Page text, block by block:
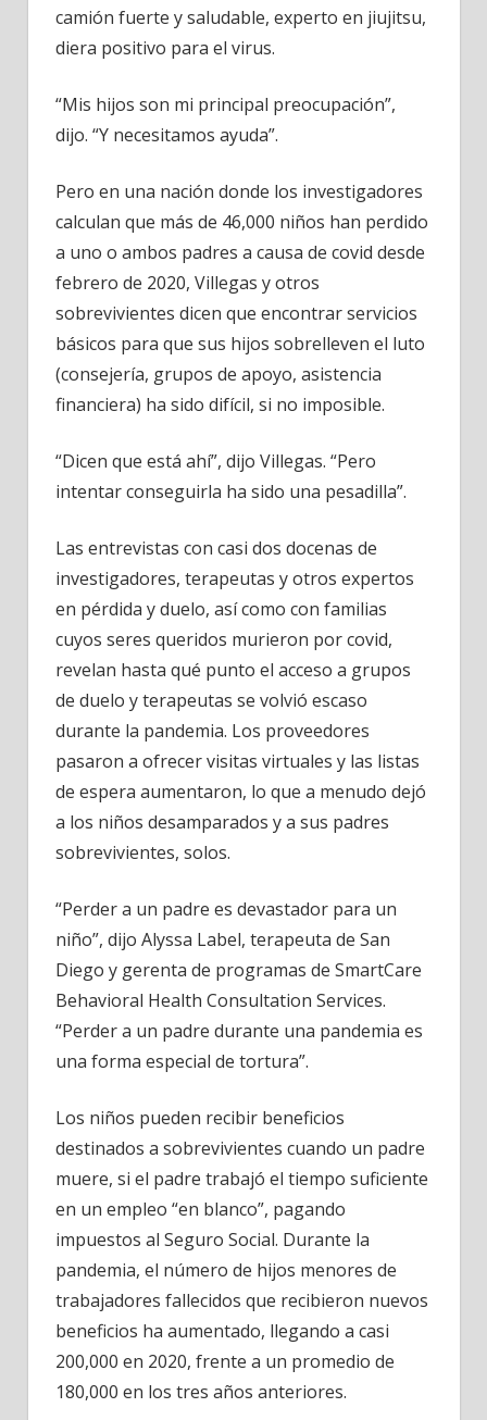
camión fuerte y saludable, experto en jiujitsu,
diera positivo para el virus.
“Mis hijos son mi principal preocupación”,
dijo. “Y necesitamos ayuda”.
Pero en una nación donde los investigadores
calculan que más de 46,000 niños han perdido
a uno o ambos padres a causa de covid desde
febrero de 2020, Villegas y otros
sobrevivientes dicen que encontrar servicios
básicos para que sus hijos sobrelleven el luto
(consejería, grupos de apoyo, asistencia
financiera) ha sido difícil, si no imposible.
“Dicen que está ahí”, dijo Villegas. “Pero
intentar conseguirla ha sido una pesadilla”.
Las entrevistas con casi dos docenas de
investigadores, terapeutas y otros expertos
en pérdida y duelo, así como con familias
cuyos seres queridos murieron por covid,
revelan hasta qué punto el acceso a grupos
de duelo y terapeutas se volvió escaso
durante la pandemia. Los proveedores
pasaron a ofrecer visitas virtuales y las listas
de espera aumentaron, lo que a menudo dejó
a los niños desamparados y a sus padres
sobrevivientes, solos.
“Perder a un padre es devastador para un
niño”, dijo Alyssa Label, terapeuta de San
Diego y gerenta de programas de SmartCare
Behavioral Health Consultation Services.
“Perder a un padre durante una pandemia es
una forma especial de tortura”.
Los niños pueden recibir beneficios
destinados a sobrevivientes cuando un padre
muere, si el padre trabajó el tiempo suficiente
en un empleo “en blanco”, pagando
impuestos al Seguro Social. Durante la
pandemia, el número de hijos menores de
trabajadores fallecidos que recibieron nuevos
beneficios ha aumentado, llegando a casi
200,000 en 2020, frente a un promedio de
180,000 en los tres años anteriores.